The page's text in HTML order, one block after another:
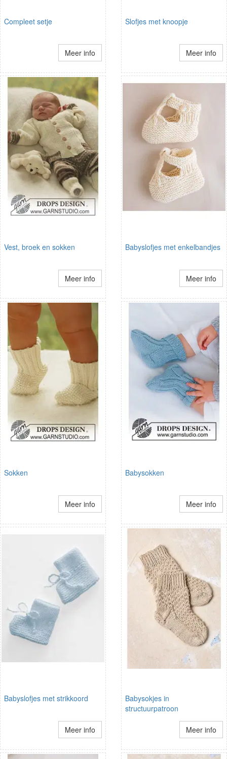
Compleet setje
Meer info
Slofjes met knoopje
Meer info
Vest, broek en sokken
Meer info
Babyslofjes met enkelbandjes
Meer info
Sokken
Meer info
Babysokken
Meer info
Babyslofjes met strikkoord
Meer info
Babysokjes in
structuurpatroon
Meer info